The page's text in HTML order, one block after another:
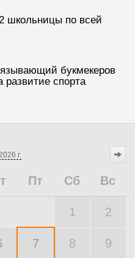
школьницы по всей
букмекеров
спорта
г.
Пт Сб Вс
1 2
7 8 9